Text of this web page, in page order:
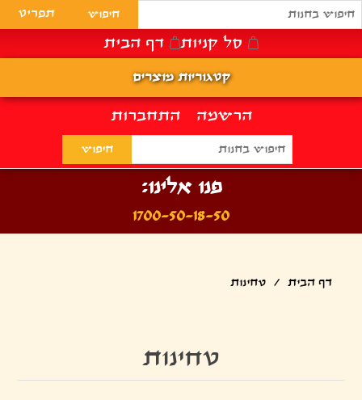
הרשמה התחברות
סל קניות דף הבית
פנו אלינו:
1700-50-18-50
דף הבית / טחינות
טחינות
תפריט
קטגוריות מוצרים